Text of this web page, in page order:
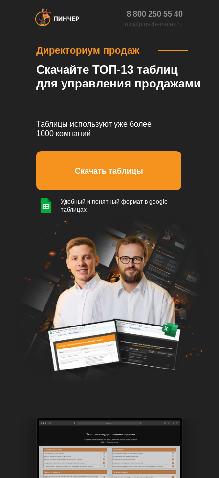
Скачайте ТОП-13 таблиц
для управления продажами
8 800 250 55 40
info@pinschersales.ru
Скачать таблицы
Директориум продаж
Таблицы используют уже более
1000 компаний
Удобный и понятный формат в google-
таблицах